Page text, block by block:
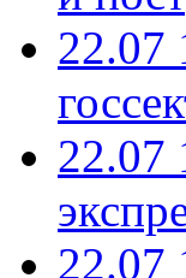
22.07
22.07
22.07